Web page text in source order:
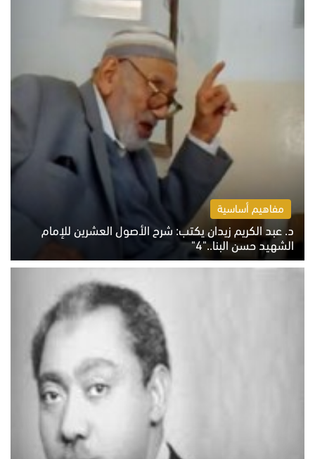
مفاهيم أساسية
د. عبد الكريم زيدان يكتب: شرح الأصول العشرين للإمام
الشهيد حسن البنا.."4"
الخميس 6 أغسطس 2026 10:27 ص